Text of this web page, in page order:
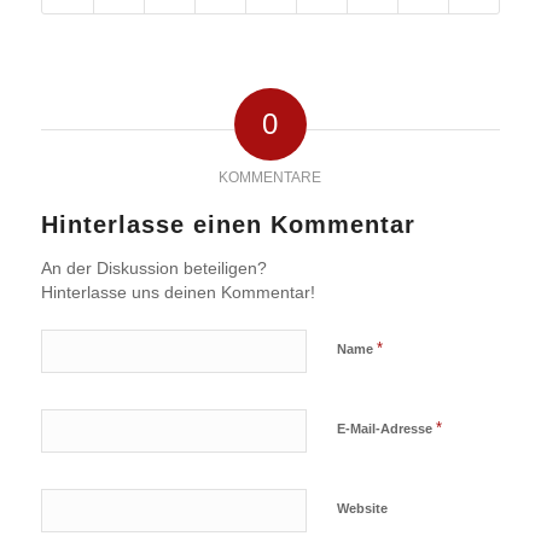
0
KOMMENTARE
Hinterlasse einen Kommentar
An der Diskussion beteiligen?
Hinterlasse uns deinen Kommentar!
Name *
E-Mail-Adresse *
Website